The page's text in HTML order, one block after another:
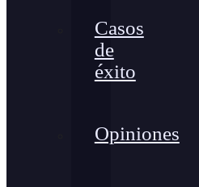
Casos
de
éxito
Opiniones